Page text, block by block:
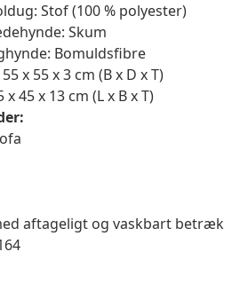
Stof (100 % polyester)
Skum
Bomuldsfibre
x 55 x 3 cm (B x D x T)
45 x 13 cm (L x B x T)
aftageligt og vaskbart betræk